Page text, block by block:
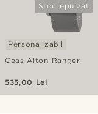
Stoc epuizat
Ceas Alton Ranger
Personalizabil
535,00 Lei